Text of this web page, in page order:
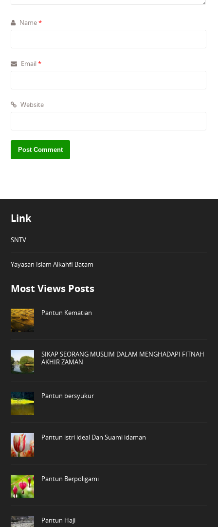
Name*
Email*
Website
Link
SNTV
Yayasan Islam Alkahfi Batam
Most Views Posts
Pantun Kematian
SIKAP SEORANG MUSLIM DALAM MENGHADAPI FITNAH
AKHIR ZAMAN
Pantun bersyukur
Pantun istri ideal Dan Suami idaman
Pantun Berpoligami
Pantun Haji